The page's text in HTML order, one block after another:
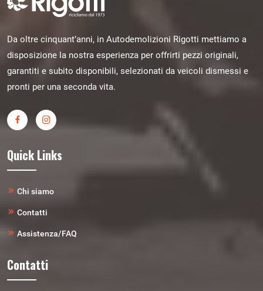
Da oltre cinquant’anni, in Autodemolizioni Rigotti mettiamo a
disposizione la nostra esperienza per offrirti pezzi originali,
garantiti e subito disponibili, selezionati da veicoli dismessi e
pronti per una seconda vita.
Quick Links
Chi siamo
Contatti
Assistenza/FAQ
Contatti